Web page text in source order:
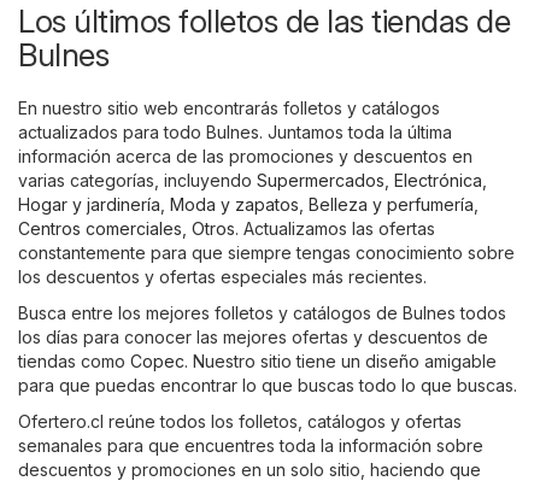
Los últimos folletos de las tiendas de
Bulnes
En nuestro sitio web encontrarás folletos y catálogos
actualizados para todo Bulnes. Juntamos toda la última
información acerca de las promociones y descuentos en
varias categorías, incluyendo Supermercados Electrónica
Hogar y jardinería Moda y zapatos Belleza y perfumería
Centros comerciales Otros. Actualizamos las ofertas
constantemente para que siempre tengas conocimiento sobre
los descuentos y ofertas especiales más recientes.
Busca entre los mejores folletos y catálogos de Bulnes todos
los días para conocer las mejores ofertas y descuentos de
tiendas como Copec. Nuestro sitio tiene un diseño amigable
para que puedas encontrar lo que buscas todo lo que buscas.
Ofertero.cl reúne todos los folletos, catálogos y ofertas
semanales para que encuentres toda la información sobre
descuentos y promociones en un solo sitio, haciendo que